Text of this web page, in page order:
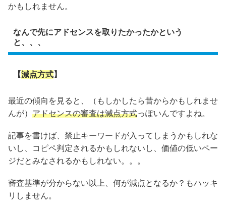
かもしれません。
なんで先にアドセンスを取りたかったかという
と、、、
【減点方式】
最近の傾向を見ると、（もしかしたら昔からかもしれませ
んが） アドセンスの審査は減点方式っぽいんですよね。
記事を書けば、禁止キーワードが入ってしまうかもしれな
いし、コピペ判定されるかもしれないし、価値の低いペー
ジだとみなされるかもしれない。。。
審査基準が分からない以上、何が減点となるか？もハッキ
リしません。